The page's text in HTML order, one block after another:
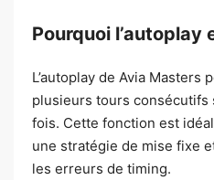
Pourquoi l’autoplay
L’autoplay de Avia Masters
plusieurs tours consécutifs
fois. Cette fonction est
une stratégie de mise fixe
les erreurs de timing.